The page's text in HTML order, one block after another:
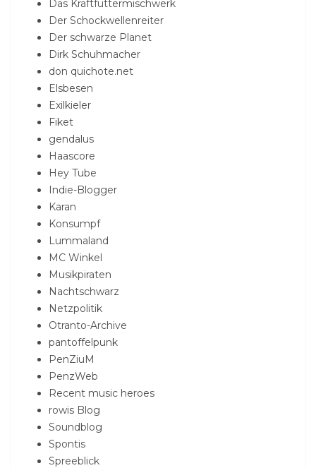
Das Kraftfuttermischwerk
Der Schockwellenreiter
Der schwarze Planet
Dirk Schuhmacher
don quichote.net
Elsbesen
Exilkieler
Fiket
gendalus
Haascore
Hey Tube
Indie-Blogger
Karan
Konsumpf
Lummaland
MC Winkel
Musikpiraten
Nachtschwarz
Netzpolitik
Otranto-Archive
pantoffelpunk
PenZiuM
PenzWeb
Recent music heroes
rowis Blog
Soundblog
Spontis
Spreeblick